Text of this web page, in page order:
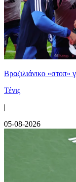
Βραζιλιάνικο «στοπ»
Τένις
|
05-08-2026